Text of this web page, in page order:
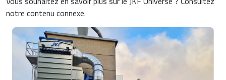
notre contenu connexe.